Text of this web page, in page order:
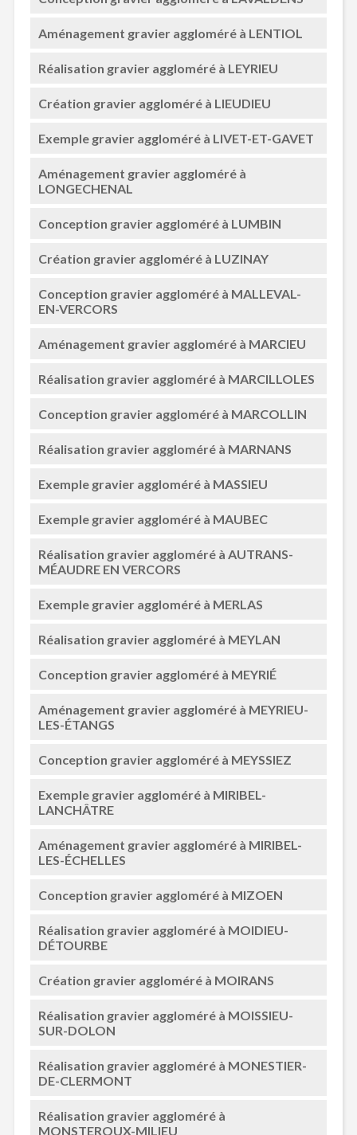
Aménagement gravier aggloméré à LENTIOL
Réalisation gravier aggloméré à LEYRIEU
Création gravier aggloméré à LIEUDIEU
Exemple gravier aggloméré à LIVET-ET-GAVET
Aménagement gravier aggloméré à
LONGECHENAL
Conception gravier aggloméré à LUMBIN
Création gravier aggloméré à LUZINAY
Conception gravier aggloméré à MALLEVAL-
EN-VERCORS
Aménagement gravier aggloméré à MARCIEU
Réalisation gravier aggloméré à MARCILLOLES
Conception gravier aggloméré à MARCOLLIN
Réalisation gravier aggloméré à MARNANS
Exemple gravier aggloméré à MASSIEU
Exemple gravier aggloméré à MAUBEC
Réalisation gravier aggloméré à AUTRANS-
MÉAUDRE EN VERCORS
Exemple gravier aggloméré à MERLAS
Réalisation gravier aggloméré à MEYLAN
Conception gravier aggloméré à MEYRIÉ
Aménagement gravier aggloméré à MEYRIEU-
LES-ÉTANGS
Conception gravier aggloméré à MEYSSIEZ
Exemple gravier aggloméré à MIRIBEL-
LANCHÂTRE
Aménagement gravier aggloméré à MIRIBEL-
LES-ÉCHELLES
Conception gravier aggloméré à MIZOEN
Réalisation gravier aggloméré à MOIDIEU-
DÉTOURBE
Création gravier aggloméré à MOIRANS
Réalisation gravier aggloméré à MOISSIEU-
SUR-DOLON
Réalisation gravier aggloméré à MONESTIER-
DE-CLERMONT
Réalisation gravier aggloméré à
MONSTEROUX-MILIEU